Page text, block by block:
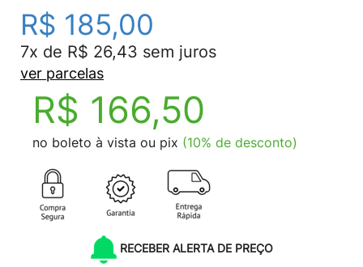
R$ 185,00
7x de R$ 26,43 sem juros
ver parcelas
R$ 166,50
no boleto à vista ou pix (10% de desconto)
RECEBER ALERTA DE PREÇO